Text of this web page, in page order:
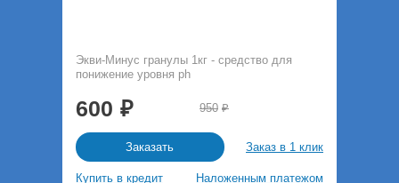
Экви-Минус гранулы 1кг - средство для
понижение уровня ph
600 950
Заказать Заказ в 1 клик
Купить в кредит Наложенным платежом